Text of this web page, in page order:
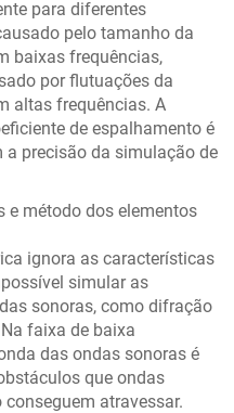
para diferentes
pelo tamanho da
baixas frequências,
por flutuações da
altas frequências. A
de espalhamento é
precisão da simulação de
e método dos elementos
ignora as características
simular as
sonoras, como difração
faixa de baixa
das ondas sonoras é
que ondas
atravessar.